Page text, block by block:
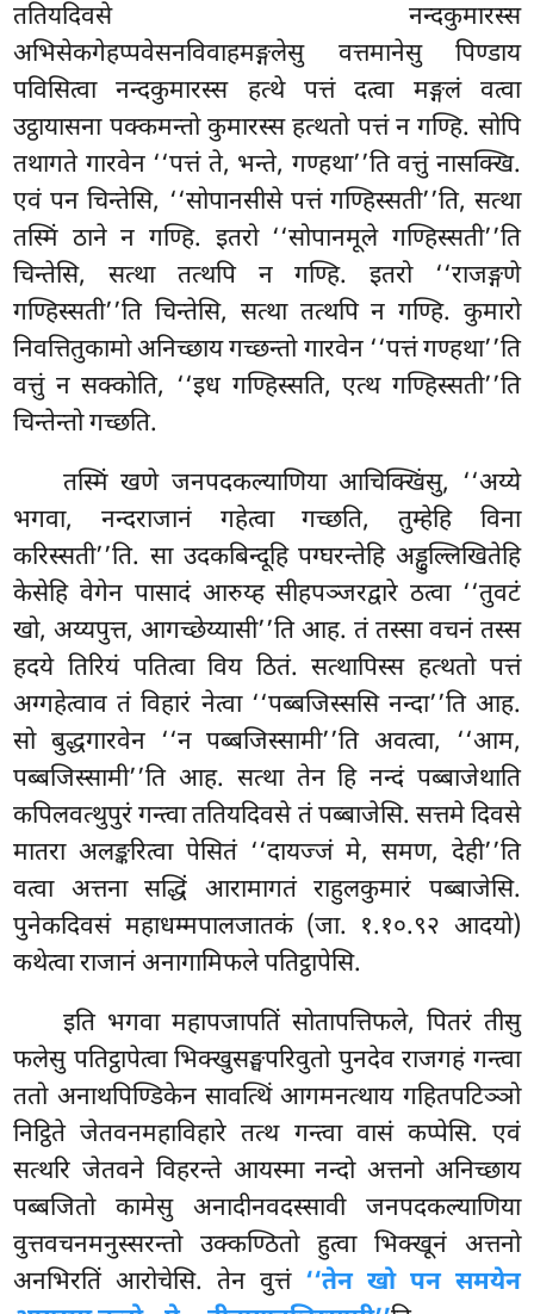
ततियदिवसे नन्दकुमारस्स
अभिसेकगेहप्पवेसनविवाहमङ्गलेसु वत्तमानेसु पिण्डाय
पविसित्वा नन्दकुमारस्स हत्थे पत्तं दत्वा मङ्गलं वत्वा
उट्ठायासना पक्कमन्तो कुमारस्स हत्थतो पत्तं न गण्हि. सोपि
तथागते गारवेन ‘‘पत्तं ते, भन्ते, गण्हथा’’ति वत्तुं नासक्खि.
एवं पन चिन्तेसि, ‘‘सोपानसीसे पत्तं गण्हिस्सती’’ति, सत्था
तस्मिं ठाने न गण्हि. इतरो ‘‘सोपानमूले गण्हिस्सती’’ति
चिन्तेसि, सत्था तत्थपि न गण्हि. इतरो ‘‘राजङ्गणे
गण्हिस्सती’’ति चिन्तेसि, सत्था तत्थपि न गण्हि. कुमारो
निवत्तितुकामो अनिच्छाय गच्छन्तो गारवेन ‘‘पत्तं गण्हथा’’ति
वत्तुं न सक्कोति, ‘‘इध गण्हिस्सति, एत्थ गण्हिस्सती’’ति
चिन्तेन्तो गच्छति.
तस्मिंखणे जनपदकल्याणिया आचिक्खिंसु, ‘‘अय्ये
भगवा, नन्दराजानं गहेत्वा गच्छति, तुम्हेहि विना
करिस्सती’’ति. सा उदकबिन्दूहि पग्घरन्तेहि अड्ढुल्लिखितेहि
केसेहि वेगेन पासादं आरुय्ह सीहपञ्जरद्वारे ठत्वा ‘‘तुवटं
खो, अय्यपुत्त, आगच्छेय्यासी’’ति आह. तं तस्सा वचनं तस्स
हदये तिरियं पतित्वा विय ठितं. सत्थापिस्स हत्थतो पत्तं
अग्गहेत्वाव तं विहारं नेत्वा ‘‘पब्बजिस्ससि नन्दा’’ति आह.
सो बुद्धगारवेन ‘‘न पब्बजिस्सामी’’ति अवत्वा, ‘‘आम,
पब्बजिस्सामी’’ति आह. सत्था तेन हि नन्दं पब्बाजेथाति
कपिलवत्थुपुरं गन्त्वा ततियदिवसे तं पब्बाजेसि. सत्तमे दिवसे
मातरा अलङ्करित्वा पेसितं ‘‘दायज्जं मे, समण, देही’’ति
वत्वा अत्तना सद्धिं आरामागतं राहुलकुमारं पब्बाजेसि.
पुनेकदिवसं महाधम्मपालजातकं (जा. १.१०.९२ आदयो)
कथेत्वा राजानं अनागामिफले पतिट्ठापेसि.
इति भगवा महापजापतिं सोतापत्तिफले, पितरं तीसु
फलेसु पतिट्ठापेत्वा भिक्खुसङ्घपरिवुतो पुनदेव राजगहं गन्त्वा
ततो अनाथपिण्डिकेन सावत्थिं आगमनत्थाय गहितपटिञ्ञो
निट्ठिते जेतवनमहाविहारे तत्थ गन्त्वा वासं कप्पेसि. एवं
सत्थरि जेतवने विहरन्ते आयस्मा नन्दो अत्तनो अनिच्छाय
पब्बजितो कामेसु अनादीनवदस्सावी जनपदकल्याणिया
वुत्तवचनमनुस्सरन्तो उक्कण्ठितो हुत्वा भिक्खूनं अत्तनो
अनभिरतिं आरोचेसि. तेन वुत्तं ‘‘तेन खो पन समयेन